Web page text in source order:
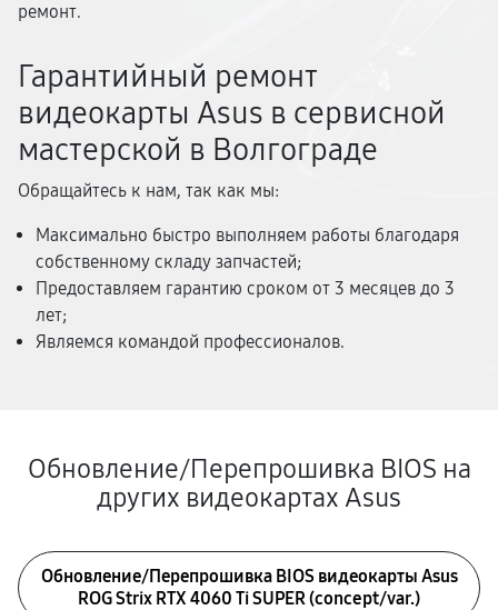
ремонт.
Гарантийный ремонт
видеокарты Asus в сервисной
мастерской в Волгограде
Обращайтесь к нам, так как мы:
Максимально быстро выполняем работы благодаря
собственному складу запчастей;
Предоставляем гарантию сроком от 3 месяцев до 3
лет;
Являемся командой профессионалов.
Обновление/Перепрошивка BIOS на
других видеокартах Asus
Обновление/Перепрошивка BIOS видеокарты Asus
ROG Strix RTX 4060 Ti SUPER (concept/var.)